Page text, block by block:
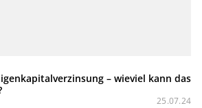
– wieviel kann das
25.07.24